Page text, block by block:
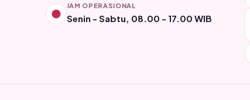
JAM OPERASIONAL
Senin - Sabtu, 08.00 - 17.00 WIB